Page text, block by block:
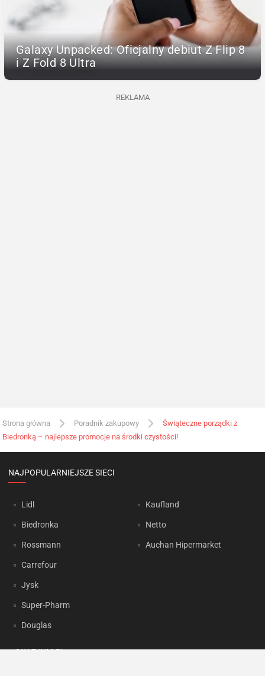
Galaxy Unpacked: Oficjalny debiut Z Flip 8
i Z Fold 8 Ultra
REKLAMA
Strona główna Poradnik zakupowy
Świąteczne porządki z
Biedronką – najlepsze promocje na środki czystości!
NAJPOPULARNIEJSZE SIECI
Lidl
Biedronka
Rossmann
Carrefour
Jysk
Super-Pharm
Douglas
Kaufland
Netto
Auchan Hipermarket
OKAZJUM.PL